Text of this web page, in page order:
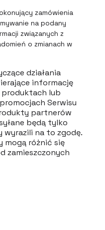
zamówienia
na podany
związanych z
o zmianach w
działania
informację
lub
Serwisu
partnerów
będą tylko
wyrazili na to zgodę.
mogą różnić się
zamieszczonych